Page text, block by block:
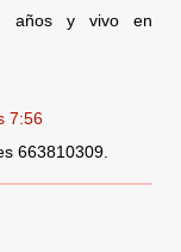
años y vivo en
7:56
663810309.